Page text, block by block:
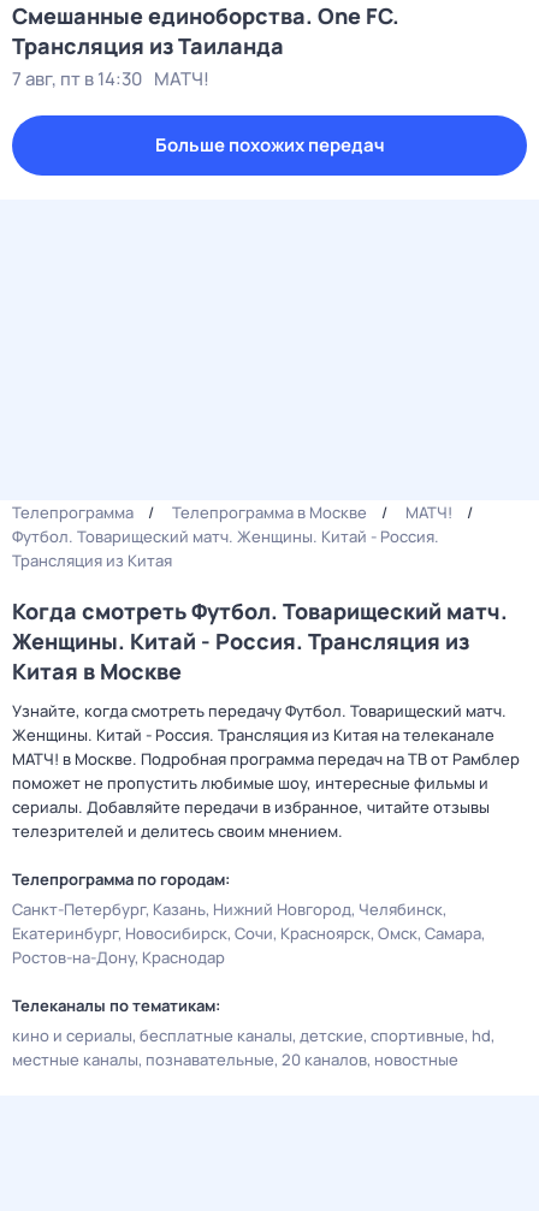
Смешанные единоборства. One FC.
Трансляция из Таиланда
7 авг, пт в 14:30 МАТЧ!
Больше похожих передач
Телепрограмма Телепрограмма в Москве
МАТЧ!
Футбол. Товарищеский матч. Женщины. Китай - Россия.
Трансляция из Китая
Когда смотреть Футбол. Товарищеский матч.
Женщины. Китай - Россия. Трансляция из
Китая в Москве
Узнайте, когда смотреть передачу Футбол. Товарищеский матч.
Женщины. Китай - Россия. Трансляция из Китая на телеканале
МАТЧ! в Москве. Подробная программа передач на ТВ от Рамблер
поможет не пропустить любимые шоу, интересные фильмы и
сериалы. Добавляйте передачи в избранное, читайте отзывы
телезрителей и делитесь своим мнением.
Телепрограмма по городам:
Санкт-Петербург Казань Нижний Новгород Челябинск
Екатеринбург Новосибирск Сочи Красноярск Омск Самара
Ростов-на-Дону Краснодар
Телеканалы по тематикам:
кино и сериалы бесплатные каналы детские спортивные hd
местные каналы познавательные 20 каналов новостные